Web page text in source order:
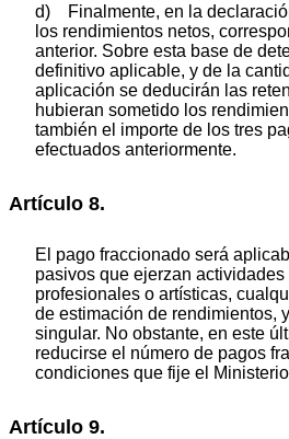
d) Finalmente, en la
los rendimientos netos,
anterior. Sobre esta base de
definitivo aplicable, y de la
aplicación se deducirán las
hubieran sometido los
también el importe de los tres
efectuados anteriormente.
Artículo 8.
El pago fraccionado será
pasivos que ejerzan
profesionales o artísticas,
de estimación de rendimientos,
singular. No obstante, en este
reducirse el número de pagos
condiciones que fije el
Artículo 9.